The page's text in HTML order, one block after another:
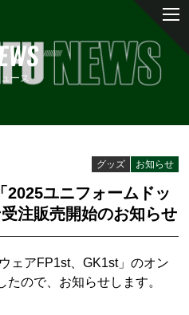
ース
お知らせ
グッズ
2025ユニフォームドッ
注販売開始のお知らせ
ェアFP1st、GK1st」のオン
たので、お知らせします。